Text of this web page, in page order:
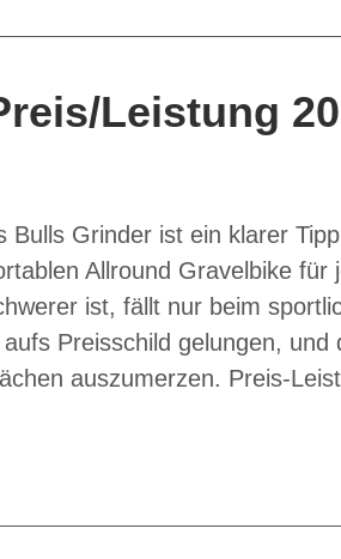
Leistung
Bulls Grinder ist ein klarer
Allround Gravelbike
ist, fällt nur beim
Preisschild gelungen,
auszumerzen. Preis-